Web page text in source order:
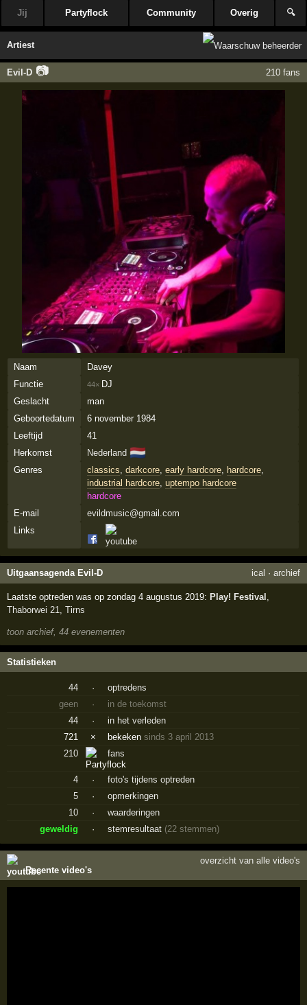
Jij Partyflock Community Overig 🔍
Artiest
Evil-D 📷 210 fans
Naam
Davey
Functie
44× DJ
Geslacht
man
Geboortedatum
6 november 1984
Leeftijd
41
Herkomst
Nederland 🇳🇱
Genres classics darkcore, early hardcore, hardcore,
industrial hardcore, uptempo hardcore
hardcore
E-mail
evildmusic@gmail.com
Links
Uitgaansagenda Evil-D ical · archief
Laatste optreden was op zondag 4 augustus 2019: Play! Festival
Thaborwei 21
,Tirns
toon archief, 44 evenementen
Statistieken
44 ·
optredens
geen
·
in de toekomst
44
·
in het verleden
721
× bekekensinds 3 april 2013
210
fans
4 ·
foto's tijdens optreden
5
·
opmerkingen
10
·
waarderingen
geweldig
· stemresultaat (22 stemmen)
Recente video's
overzicht van alle video's